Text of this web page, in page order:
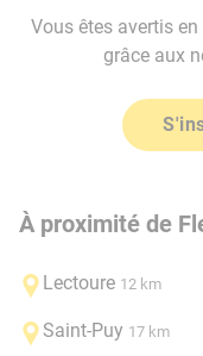
Vous êtes avertis
grâce aux
À proximité de
Lectoure 12 km
Saint-Puy 17 km